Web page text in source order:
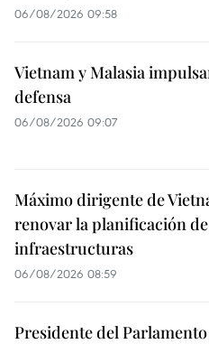
06/08/2026 09:58
Vietnam y Malasia
defensa
06/08/2026 09:07
Máximo dirigente de
renovar la planificación de
infraestructuras
06/08/2026 08:59
Presidente del